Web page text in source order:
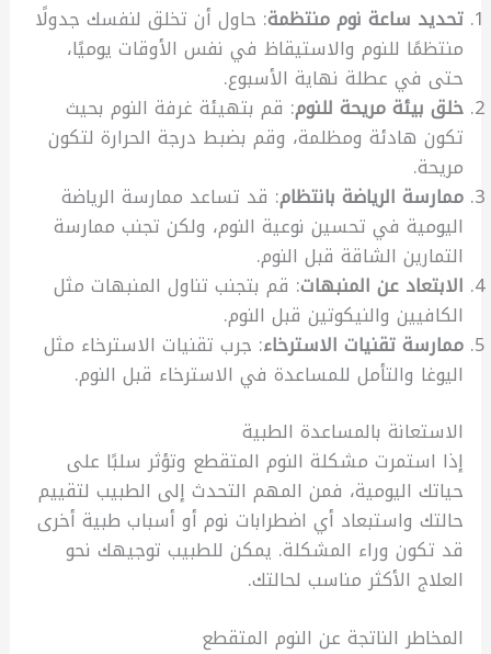
تحديد ساعة نوم منتظمة: حاول أن تخلق لنفسك جدولًا
منتظمًا للنوم والاستيقاظ في نفس الأوقات يوميًا،
حتى في عطلة نهاية الأسبوع.
خلق بيئة مريحة للنوم: قم بتهيئة غرفة النوم بحيث
تكون هادئة ومظلمة، وقم بضبط درجة الحرارة لتكون
مريحة.
ممارسة الرياضة بانتظام: قد تساعد ممارسة الرياضة
اليومية في تحسين نوعية النوم، ولكن تجنب ممارسة
التمارين الشاقة قبل النوم.
الابتعاد عن المنبهات: قم بتجنب تناول المنبهات مثل
الكافيين والنيكوتين قبل النوم.
ممارسة تقنيات الاسترخاء: جرب تقنيات الاسترخاء مثل
اليوغا والتأمل للمساعدة في الاسترخاء قبل النوم.
الاستعانة بالمساعدة الطبية
إذا استمرت مشكلة النوم المتقطع وتؤثر سلبًا على
حياتك اليومية، فمن المهم التحدث إلى الطبيب لتقييم
حالتك واستبعاد أي اضطرابات نوم أو أسباب طبية أخرى
قد تكون وراء المشكلة. يمكن للطبيب توجيهك نحو
العلاج الأكثر مناسب لحالتك.
المخاطر الناتجة عن النوم المتقطع